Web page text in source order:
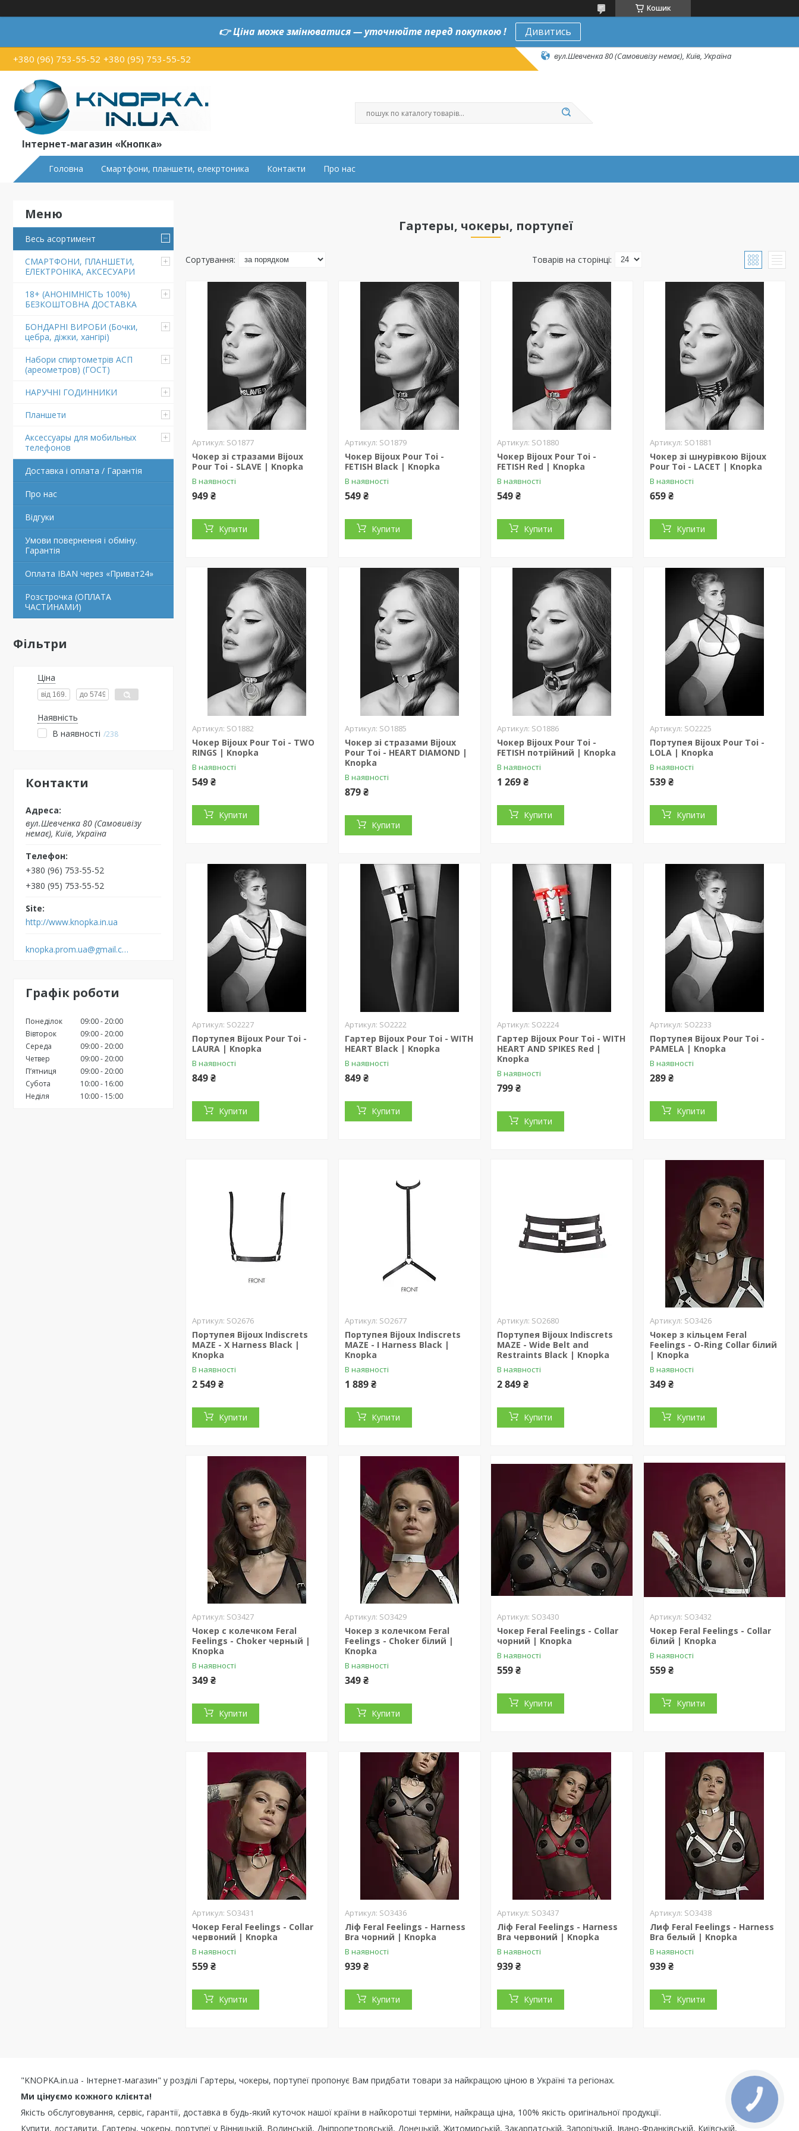
Кошик
👉Ціна може змінюватися — уточнюйте перед покупкою ! Дивитись
+380 (96) 753-55-52 +380 (95) 753-55-52 вул.Шевченка 80 (Самовивізу немає), Київ, Україна
Інтернет-магазин «Кнопка»
Головна Смартфони, планшети, елекртоника Контакти Про нас
Весь асортимент
СМАРТФОНИ, ПЛАНШЕТИ,
ЕЛЕКТРОНІКА, АКСЕСУАРИ
18+ (АНОНІМНІСТЬ 100%)
БЕЗКОШТОВНА ДОСТАВКА
БОНДАРНІ ВИРОБИ (Бочки,
цебра, діжки, хангірі)
Набори спиртометрів АСП
(ареометров) (ГОСТ)
НАРУЧНІ ГОДИННИКИ
Планшети
Аксессуары для мобильных
телефонов
Доставка і оплата / Гарантія
Про нас
Відгуки
Умови повернення і обміну.
Гарантія
Оплата IBAN через «Приват24»
Розстрочка (ОПЛАТА
ЧАСТИНАМИ)
Фільтри
Ціна
Наявність
В наявності 238
Контакти
вул.Шевченка 80 (Самовивізу
немає), Київ, Україна
+380 (96) 753-55-52
+380 (95) 753-55-52
http://www.knopka.in.ua
knopka.prom.ua@gmail.com
Графік роботи
Понеділок 09:00 20:00
Вівторок
09:00 20:00
Середа
09:00 20:00
Четвер
09:00 20:00
Пʼятниця
09:00 20:00
Субота
10:00
16:00
Неділя
10:00 15:00
Гартеры, чокеры, портупеї
SO1877
Чокер зі стразами Bijoux
Pour Toi - SLAVE | Knopka
В наявності
949 ₴
Купити
SO1879
Чокер Bijoux Pour Toi -
FETISH Black | Knopka
В наявності
549 ₴
Купити
SO1880
Чокер Bijoux Pour Toi -
FETISH Red | Knopka
В наявності
549 ₴
Купити
SO1881
Чокер зі шнурівкою Bijoux
Pour Toi - LACET | Knopka
В наявності
659 ₴
Купити
SO1882
Чокер Bijoux Pour Toi - TWO
RINGS | Knopka
В наявності
549 ₴
Купити
SO1885
Чокер зі стразами Bijoux
Pour Toi - HEART DIAMOND |
Knopka
В наявності
879 ₴
Купити
SO1886
Чокер Bijoux Pour Toi -
FETISH потрійний | Knopka
В наявності
1 269 ₴
Купити
SO2225
Портупея Bijoux Pour Toi -
LOLA | Knopka
В наявності
539 ₴
Купити
SO2227
Портупея Bijoux Pour Toi -
LAURA | Knopka
В наявності
849 ₴
Купити
SO2222
Гартер Bijoux Pour Toi - WITH
HEART Black | Knopka
В наявності
849 ₴
Купити
SO2224
Гартер Bijoux Pour Toi - WITH
HEART AND SPIKES Red |
Knopka
В наявності
799 ₴
Купити
SO2233
Портупея Bijoux Pour Toi -
PAMELA | Knopka
В наявності
289 ₴
Купити
SO2676
Портупея Bijoux Indiscrets
MAZE - X Harness Black |
Knopka
В наявності
2 549 ₴
Купити
SO2677
Портупея Bijoux Indiscrets
MAZE - I Harness Black |
Knopka
В наявності
1 889 ₴
Купити
SO2680
Портупея Bijoux Indiscrets
MAZE - Wide Belt and
Restraints Black | Knopka
В наявності
2 849 ₴
Купити
SO3426
Чокер з кільцем Feral
Feelings - O-Ring Collar білий
| Knopka
В наявності
349 ₴
Купити
SO3427
Чокер с колечком Feral
Feelings - Choker черный |
Knopka
В наявності
349 ₴
Купити
SO3429
Чокер з колечком Feral
Feelings - Choker білий |
Knopka
В наявності
349 ₴
Купити
SO3430
Чокер Feral Feelings - Collar
чорний | Knopka
В наявності
559 ₴
Купити
SO3432
Чокер Feral Feelings - Collar
білий | Knopka
В наявності
559 ₴
Купити
SO3431
Чокер Feral Feelings - Collar
червоний | Knopka
В наявності
559 ₴
Купити
SO3436
Ліф Feral Feelings - Harness
Bra чорний | Knopka
В наявності
939 ₴
Купити
SO3437
Ліф Feral Feelings - Harness
Bra червоний | Knopka
В наявності
939 ₴
Купити
SO3438
Лиф Feral Feelings - Harness
Bra белый | Knopka
В наявності
939 ₴
Купити
"KNOPKA.in.ua - Інтернет-магазин" у розділі Гартеры, чокеры, портупеї пропонує Вам придбати товари за найкращою ціною в Україні та регіонах.
Ми цінуємо кожного клієнта!
Якість обслуговування, сервіс, гарантії, доставка в будь-який куточок нашої країни в найкоротші терміни, найкраща ціна, 100% якість оригінальної продукції.
Купити, доставити, Гартеры, чокеры, портупеї у Вінницькій, Волинській, Дніпропетровській, Донецькій, Житомирській, Закарпатській, Запорізькій, Івано-Франківській, Київській,